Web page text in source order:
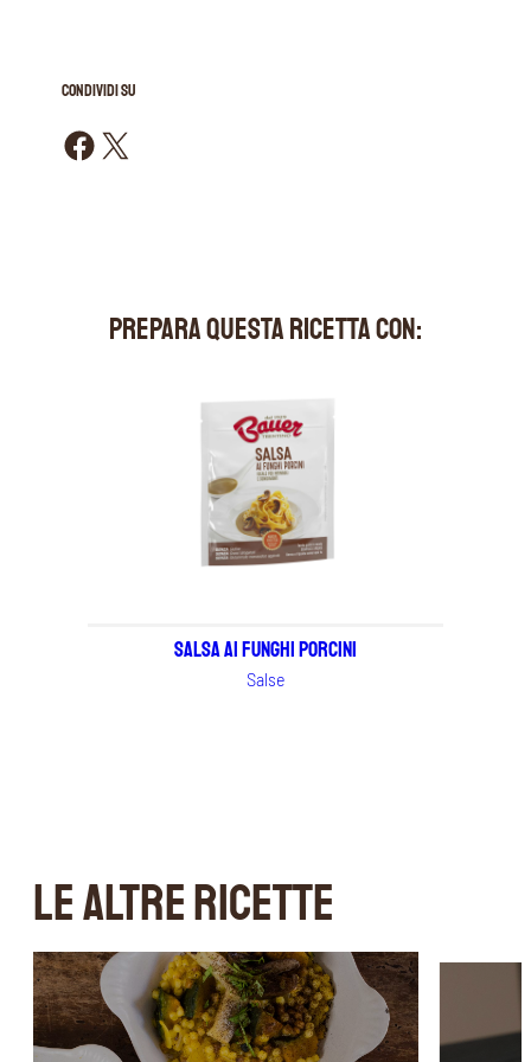
CONDIVIDI SU
Condividi su Facebook Condividi su X
PREPARA QUESTA RICETTA CON:
Salsa ai Funghi Porcini
Salse
LE ALTRE RICETTE